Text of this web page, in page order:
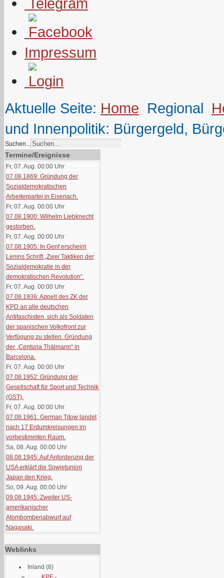
Impressum
Aktuelle Seite: Home Regional
und Innenpolitik: Bürgergeld,
Suchen...
Termine/Ereignisse
Fr, 07. Aug. 00:00 Uhr
07.08.1869: Gründung der
Sozialdemokratischen
Arbeiterpartei in Eisenach.
Fr, 07. Aug. 00:00 Uhr
07.08.1900: Wilhelm Liebknecht
gestorben.
Fr, 07. Aug. 00:00 Uhr
07.08.1905: In Genf erscheint
Lenins Schrift „Zwei Taktiken der
Sozialdemokratie in der
demokratischen Revolution“.
Fr, 07. Aug. 00:00 Uhr
07.08.1936: Appell des ZK der
KPD an alle deutschen
Antifaschisten, sich als Soldaten
der spanischen Volksfront zur
Verfügung zu stellen. Gründung
der „Centuria Thälmann“ in
Barcelona.
Fr, 07. Aug. 00:00 Uhr
07.08.1952: Gründung der
Gesellschaft für Sport und Technik
(GST).
Fr, 07. Aug. 00:00 Uhr
07.08.1961: German Titow landet
nach 17 Erdumkreisungen im
vorbestimmten Raum.
Sa, 08. Aug. 00:00 Uhr
08.08.1945: Auf Anforderung der
USA erklärt die Sowjetunion
Japan den Krieg.
So, 09. Aug. 00:00 Uhr
09.08.1945: Zweiter US-
amerikanischer
Atombombenabwurf auf
Nagasaki.
Weblinks
Inland (8)